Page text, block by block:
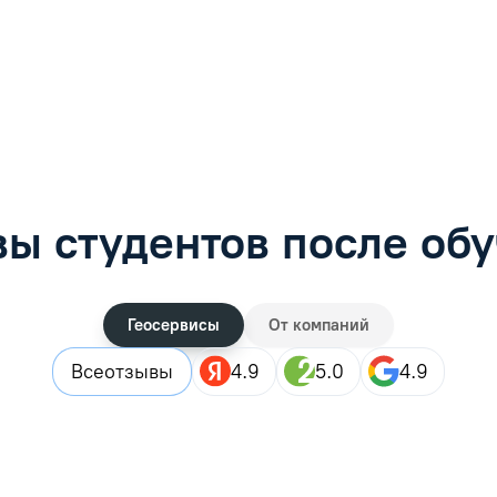
студентов после
Геосервисы От компаний
Всеотзывы 4.9 5.0 4.9